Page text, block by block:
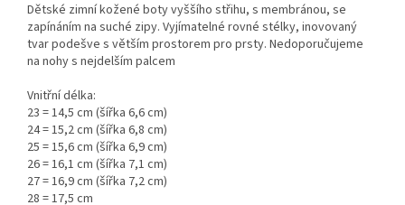
Dětské zimní kožené boty vyššího střihu, s membránou, se
zapínáním na suché zipy. Vyjímatelné rovné stélky, inovovaný
tvar podešve s větším prostorem pro prsty. Nedoporučujeme
na nohy s nejdelším palcem
Vnitřní délka:
23 = 14,5 cm (šířka 6,6 cm)
24 = 15,2 cm (šířka 6,8 cm)
25 = 15,6 cm (šířka 6,9 cm)
26 = 16,1 cm (šířka 7,1 cm)
27 = 16,9 cm (šířka 7,2 cm)
28 = 17,5 cm